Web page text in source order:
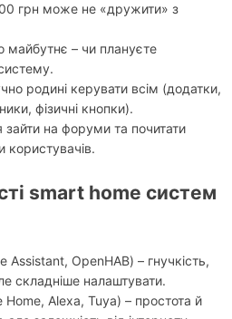
грн може не «дружити» з
майбутнє – чи плануєте
родині керувати всім (додатки,
фізичні кнопки).
зайти на форуми та почитати
користувачів.
smart home систем
Assistant, OpenHAB) – гнучкість,
складніше налаштувати.
Home, Alexa, Tuya) – простота й